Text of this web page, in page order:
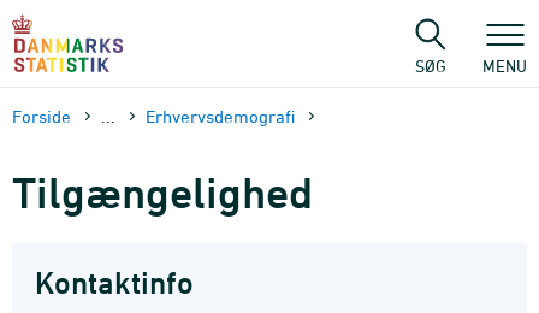
sidens
SØG MENU
Forside Erhvervsdemografi
Tilgængelighed
Kontaktinfo